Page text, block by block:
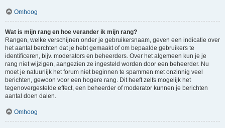
Omhoog
Wat is mijn rang en hoe verander ik mijn rang?
Rangen, welke verschijnen onder je gebruikersnaam, geven een indicatie over
het aantal berchten dat je hebt gemaakt of om bepaalde gebruikers te
identificeren, bijv. moderators en beheerders. Over het algemeen kun je je
rang niet wijzigen, aangezien ze ingesteld worden door een beheerder. Nu
moet je natuurlijk het forum niet beginnen te spammen met onzinnig veel
berichten, gewoon voor een hogere rang. Dit heeft zelfs mogelijk het
tegenovergestelde effect, een beheerder of moderator kunnen je berichten
aantal doen dalen.
Omhoog